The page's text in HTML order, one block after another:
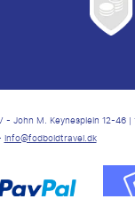
John M. Keynesplein 12-46 |
info@fodboldtravel.dk